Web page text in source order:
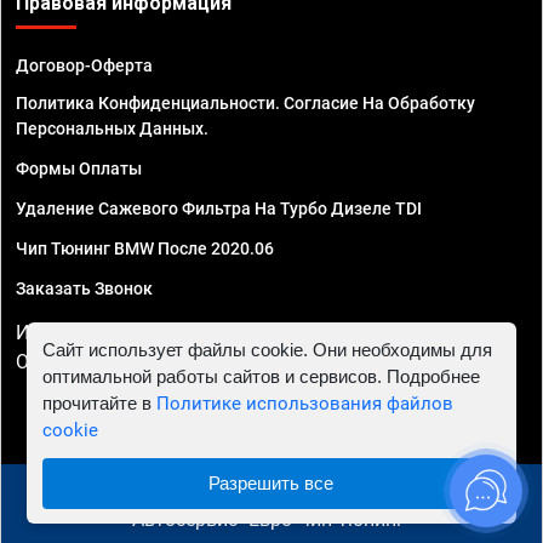
Договор-Оферта
Политика Конфиденциальности. Согласие На Обработку
Персональных Данных.
Формы Оплаты
Удаление Сажевого Фильтра На Турбо Дизеле TDI
Чип Тюнинг BMW После 2020.06
Заказать Звонок
ИП Смирнов Георгий Павлович. ИНН 781302555843,
ОГРНИП 324470400032610
© 2010 - 2026 Чип тюнинг в Санкт-Петербурге -
Автосервис "Евро Чип Тюнинг"
Сайт использует файлы cookie. Они необходимы для
оптимальной работы сайтов и сервисов. Подробнее
прочитайте в Политике использования файлов
cookie
Разрешить все